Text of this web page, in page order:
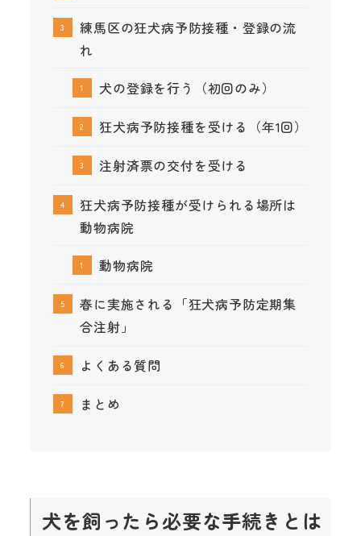
練馬区の狂犬病予防接種・登録の流
れ
犬の登録を行う（初回のみ）
狂犬病予防接種を受ける（年1回）
注射済票の交付を受ける
狂犬病予防接種が受けられる場所は
動物病院
動物病院
春に実施される「狂犬病予防定期集
合注射」
よくある質問
まとめ
犬を飼ったら必要な手続きとは